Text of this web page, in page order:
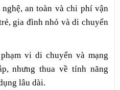
an toàn và chi phí vận
gia đình nhỏ và di chuyển
vi di chuyển và mạng
nhưng thua về tính năng
lâu dài.